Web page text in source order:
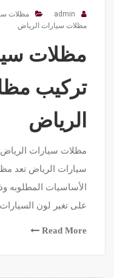
admin مظلات
مظلات سيارات الرياض
مظلات
تركيب
الرياض
مظلات سيارات
سيارات الرياض تعد
الأساسيات المطلوبه
على تغير لون
Read More